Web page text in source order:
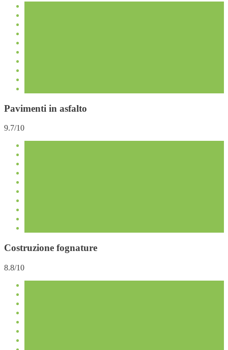
Pavimenti in asfalto
9.7/10
Costruzione fognature
8.8/10